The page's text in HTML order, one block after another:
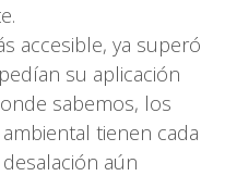
accesible, ya superó
su aplicación
sabemos, los
tienen cada
aún